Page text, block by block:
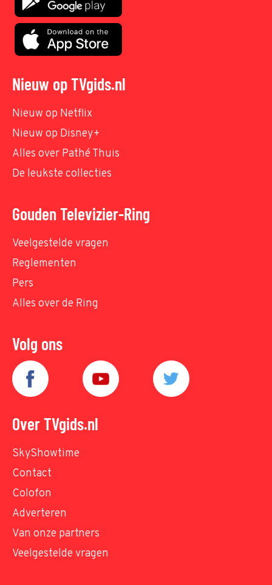
Nieuw op TVgids.nl
Nieuw op Netflix
Nieuw op Disney+
Alles over Pathé Thuis
De leukste collecties
Gouden Televizier-Ring
Veelgestelde vragen
Reglementen
Pers
Alles over de Ring
Volg ons
Over TVgids.nl
SkyShowtime
Contact
Colofon
Adverteren
Van onze partners
Veelgestelde vragen